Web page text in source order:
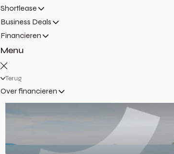
Shortlease
Business Deals
Financieren
Menu
Terug
Over financieren